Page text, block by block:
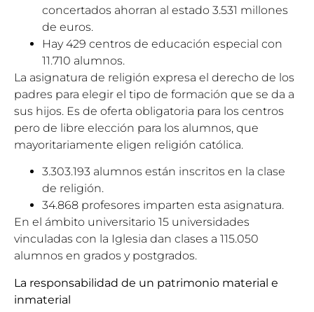
concertados ahorran al estado 3.531 millones
de euros.
Hay 429 centros de educación especial con
11.710 alumnos.
La asignatura de religión expresa el derecho de los
padres para elegir el tipo de formación que se da a
sus hijos. Es de oferta obligatoria para los centros
pero de libre elección para los alumnos, que
mayoritariamente eligen religión católica.
3.303.193 alumnos están inscritos en la clase
de religión.
34.868 profesores imparten esta asignatura.
En el ámbito universitario 15 universidades
vinculadas con la Iglesia dan clases a 115.050
alumnos en grados y postgrados.
La responsabilidad de un patrimonio material e
inmaterial